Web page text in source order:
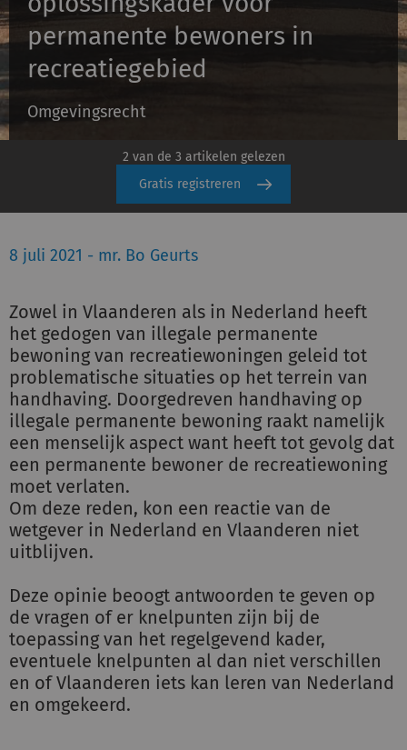
Inloggen
permanente bewoners in
recreatiegebied
Omgevingsrecht
2 van de 3 artikelen gelezen
Gratis registreren
8 juli 2021 - mr. Bo Geurts
Zowel in Vlaanderen als in Nederland heeft
het gedogen van illegale permanente
bewoning van recreatiewoningen geleid tot
problematische situaties op het terrein van
handhaving. Doorgedreven handhaving op
illegale permanente bewoning raakt namelijk
een menselijk aspect want heeft tot gevolg dat
een permanente bewoner de recreatiewoning
moet verlaten.
Om deze reden, kon een reactie van de
wetgever in Nederland en Vlaanderen niet
uitblijven.
Deze opinie beoogt antwoorden te geven op
de vragen of er knelpunten zijn bij de
toepassing van het regelgevend kader,
eventuele knelpunten al dan niet verschillen
en of Vlaanderen iets kan leren van Nederland
en omgekeerd.